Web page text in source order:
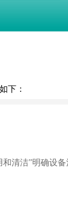
下：
清洁”明确